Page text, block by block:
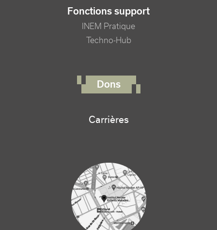
Fonctions support
INEM Pratique
Techno-Hub
Dons
Carrières